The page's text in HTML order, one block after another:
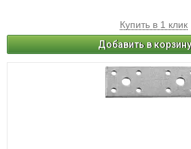
Купить в 1 клик
Добавить в корзину